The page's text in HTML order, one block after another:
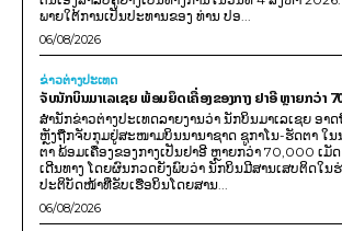
ພາຍໃຕ້ການເປັນປະທານຂອງ ທ່ານ ປອ...
06/08/2026
ຂ່າວຕ່າງປະເທດ
ຈັບນັກບິນມາເລເຊຍ ພ້ອມຍຶດເຄື່ອງຂອງກາງ ຢາອີ ຫຼາຍກວ່າ
ສຳນັກຂ່າວຕ່າງປະເທດລາຍງານວ່າ ນັກບິນມາເລເຊຍ ອ
ຫຼັງຖືກຈັບກຸມຢູ່ສະໜາມບິນນານາຊາດ ຊູກາໂນ-ຮັດຕາ ໃ
ຕາ ພ້ອມເຄື່ອງຂອງກາງເປັນຢາອີ ຫຼາຍກວ່າ 70,000 ເມັ
ເດີນທາງ ໂດຍຜົນກວດຍັງພົບວ່າ ນັກບິນມີສານເສບຕິດໃນ
ປະຕິບັດໜ້າທີ່ຂັບເຮືອບິນໂດຍສານ...
06/08/2026